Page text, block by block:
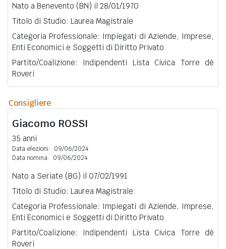
Nato a Benevento (BN) il 28/01/1970
Titolo di Studio: Laurea Magistrale
Categoria Professionale: Impiegati di Aziende, Imprese,
Enti Economici e Soggetti di Diritto Privato
Partito/Coalizione: Indipendenti Lista Civica Torre dè
Roveri
Consigliere
Giacomo ROSSI
35 anni
Data elezioni:
09/06/2024
Data nomina:
09/06/2024
Nato a Seriate (BG) il 07/02/1991
Titolo di Studio: Laurea Magistrale
Categoria Professionale: Impiegati di Aziende, Imprese,
Enti Economici e Soggetti di Diritto Privato
Partito/Coalizione: Indipendenti Lista Civica Torre dè
Roveri